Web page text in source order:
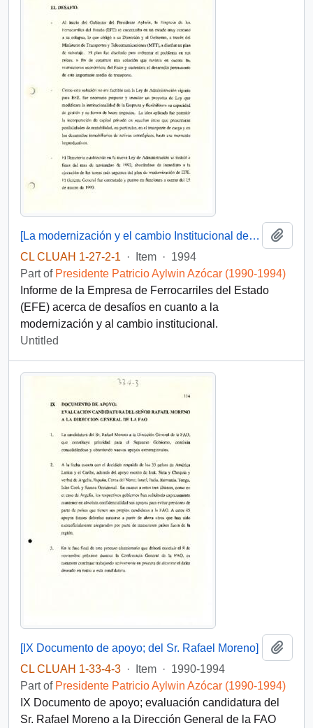
[La modernización y el cambio Institucional de Empresa de Ferrocarriles del Estado]
CL CLUAH 1-27-2-1
· Item · 1994
Part of Presidente Patricio Aylwin Azócar (1990-1994)
Informe de la Empresa de Ferrocarriles del Estado
(EFE) acerca de desafíos en cuanto a la
modernización y al cambio institucional.
Untitled
[IX Documento de apoyo; del Sr. Rafael Moreno]
CL CLUAH 1-33-4-3 · Item · 1990-1994
Part of Presidente Patricio Aylwin Azócar (1990-1994)
IX Documento de apoyo; evaluación candidatura del
Sr. Rafael Moreno a la Dirección General de la FAO